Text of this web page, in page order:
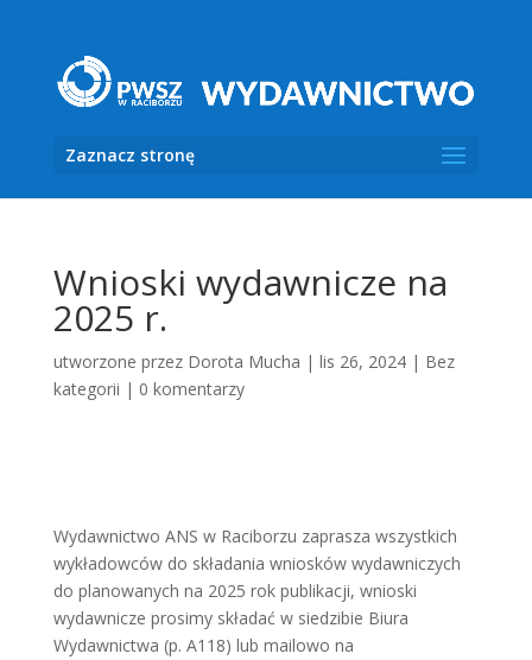
Zaznacz stronę
Wnioski wydawnicze na
2025 r.
utworzone przez Dorota Mucha | lis 26, 2024| Bez
kategorii | 0 komentarzy
Wydawnictwo ANS w Raciborzu zaprasza wszystkich
wykładowców do składania wniosków wydawniczych
do planowanych na 2025 rok publikacji, wnioski
wydawnicze prosimy składać w siedzibie Biura
Wydawnictwa (p. A118) lub mailowo na